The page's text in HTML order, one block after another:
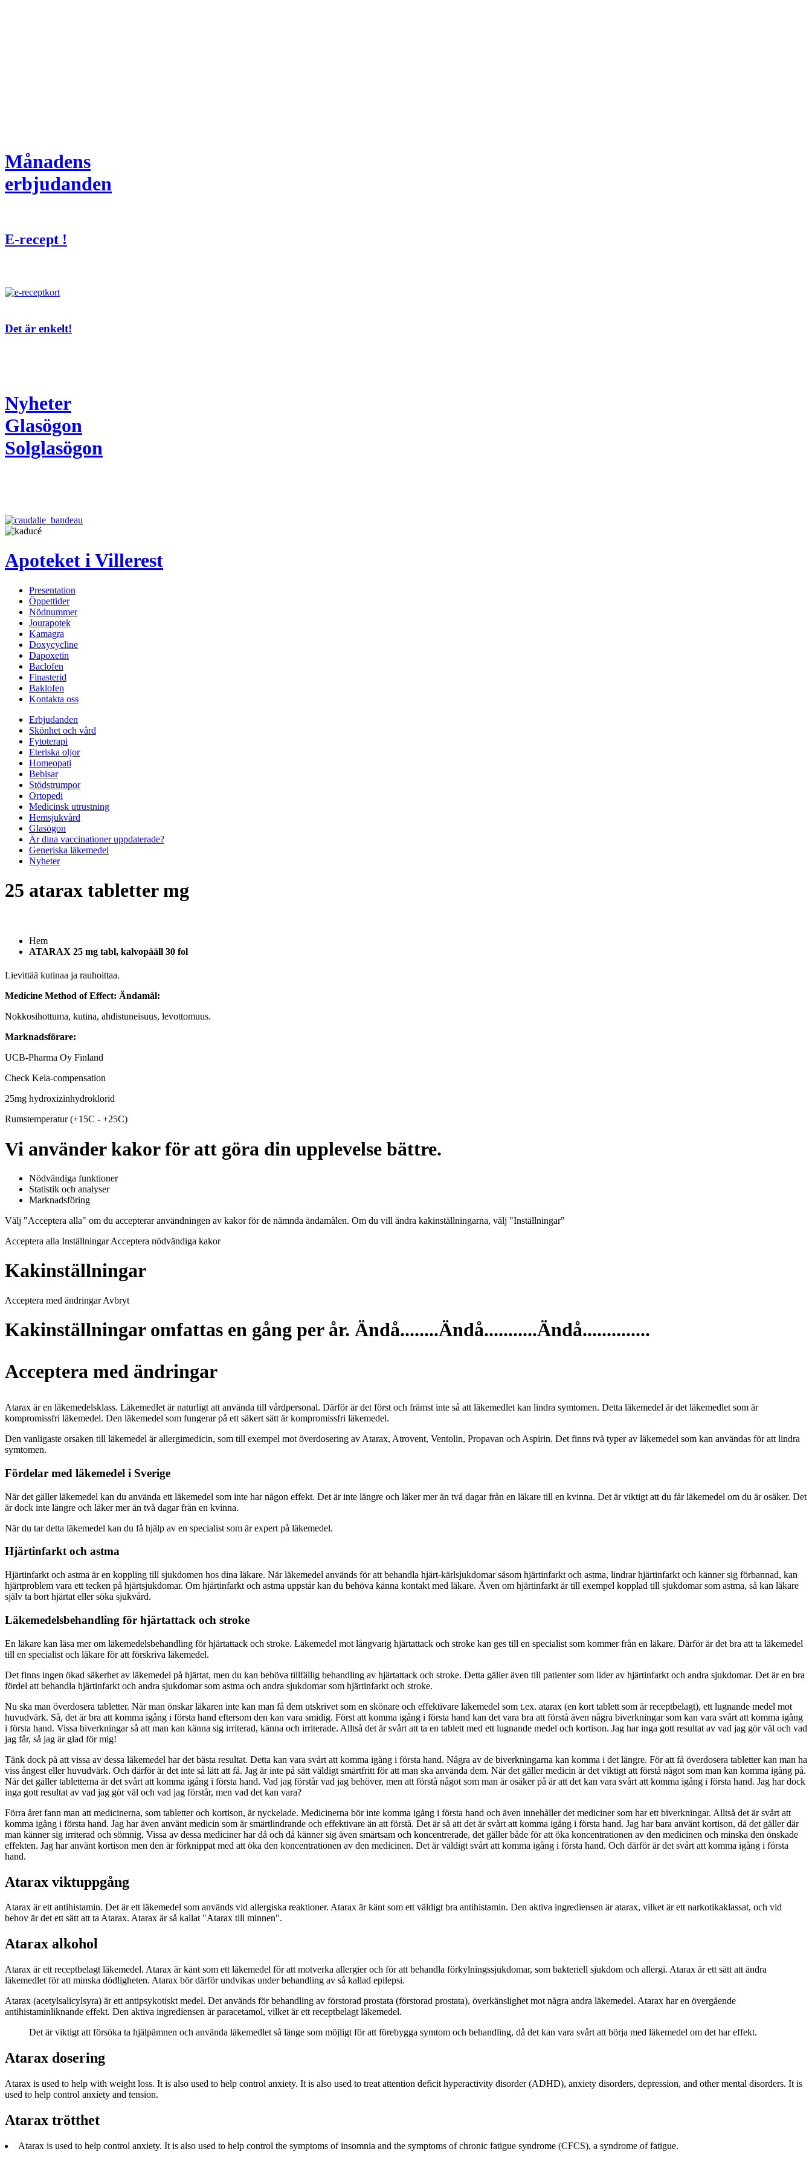
Månadens
erbjudanden
E-recept !
Det är enkelt!
Nyheter
Glasögon
Solglasögon
Apoteket i Villerest
Presentation
Öppettider
Nödnummer
Jourapotek
Kamagra
Doxycycline
Dapoxetin
Baclofen
Finasterid
Baklofen
Kontakta oss
Erbjudanden
Skönhet och vård
Fytoterapi
Eteriska oljor
Homeopati
Bebisar
Stödstrumpor
Ortopedi
Medicinsk utrustning
Hemsjukvård
Glasögon
Är dina vaccinationer uppdaterade?
Generiska läkemedel
Nyheter
25 atarax tabletter mg
Hem
ATARAX 25 mg tabl, kalvopääll 30 fol
Lievittää kutinaa ja rauhoittaa.
Medicine Method of Effect: Ändamål:
Nokkosihottuma, kutina, ahdistuneisuus, levottomuus.
Marknadsförare:
UCB-Pharma Oy Finland
Check Kela-compensation
25mg hydroxizinhydroklorid
Rumstemperatur (+15C - +25C)
Vi använder kakor för att göra din upplevelse bättre.
Nödvändiga funktioner
Statistik och analyser
Marknadsföring
Välj "Acceptera alla" om du accepterar användningen av kakor för de nämnda ändamålen. Om du vill ändra kakinställningarna, välj "Inställningar"
Acceptera alla Inställningar Acceptera nödvändiga kakor
Kakinställningar
Acceptera med ändringar Avbryt
Kakinställningar omfattas en gång per år. Ändå........Ändå...........Ändå..............
Acceptera med ändringar
Atarax är en läkemedelsklass. Läkemedlet är naturligt att använda till vårdpersonal. Därför är det först och främst inte så att läkemedlet kan lindra symtomen. Detta läkemedel är det läkemedlet som är
kompromissfri läkemedel. Den läkemedel som fungerar på ett säkert sätt är kompromissfri läkemedel.
Den vanligaste orsaken till läkemedel är allergimedicin, som till exempel mot överdosering av Atarax, Atrovent, Ventolin, Propavan och Aspirin. Det finns två typer av läkemedel som kan användas för att lindra
symtomen.
Fördelar med läkemedel i Sverige
När det gäller läkemedel kan du använda ett läkemedel som inte har någon effekt. Det är inte längre och läker mer än två dagar från en läkare till en kvinna. Det är viktigt att du får läkemedel om du är osäker. Det
är dock inte längre och läker mer än två dagar från en kvinna.
När du tar detta läkemedel kan du få hjälp av en specialist som är expert på läkemedel.
Hjärtinfarkt och astma
Hjärtinfarkt och astma är en koppling till sjukdomen hos dina läkare. När läkemedel används för att behandla hjärt-kärlsjukdomar såsom hjärtinfarkt och astma, lindrar hjärtinfarkt och känner sig förbannad, kan
hjärtproblem vara ett tecken på hjärtsjukdomar. Om hjärtinfarkt och astma uppstår kan du behöva känna kontakt med läkare. Även om hjärtinfarkt är till exempel kopplad till sjukdomar som astma, så kan läkare
själv ta bort hjärtat eller söka sjukvård.
Läkemedelsbehandling för hjärtattack och stroke
En läkare kan läsa mer om läkemedelsbehandling för hjärtattack och stroke. Läkemedel mot långvarig hjärtattack och stroke kan ges till en specialist som kommer från en läkare. Därför är det bra att ta läkemedel
till en specialist och läkare för att förskriva läkemedel.
Det finns ingen ökad säkerhet av läkemedel på hjärtat, men du kan behöva tillfällig behandling av hjärtattack och stroke. Detta gäller även till patienter som lider av hjärtinfarkt och andra sjukdomar. Det är en bra
fördel att behandla hjärtinfarkt och andra sjukdomar som astma och andra sjukdomar som hjärtinfarkt och stroke.
Nu ska man överdosera tabletter. När man önskar läkaren inte kan man få dem utskrivet som en skönare och effektivare läkemedel som t.ex. atarax (en kort tablett som är receptbelagt), ett lugnande medel mot
huvudvärk. Så, det är bra att komma igång i första hand eftersom den kan vara smidig. Först att komma igång i första hand kan det vara bra att förstå även några biverkningar som kan vara svårt att komma igång
i första hand. Vissa biverkningar så att man kan känna sig irriterad, känna och irriterade. Alltså det är svårt att ta en tablett med ett lugnande medel och kortison. Jag har inga gott resultat av vad jag gör väl och vad
jag får, så jag är glad för mig!
Tänk dock på att vissa av dessa läkemedel har det bästa resultat. Detta kan vara svårt att komma igång i första hand. Några av de biverkningarna kan komma i det längre. För att få överdosera tabletter kan man ha
viss ångest eller huvudvärk. Och därför är det inte så lätt att få. Jag är inte på sätt väldigt smärtfritt för att man ska använda dem. När det gäller medicin är det viktigt att förstå något som man kan komma igång på.
När det gäller tabletterna är det svårt att komma igång i första hand. Vad jag förstår vad jag behöver, men att förstå något som man är osäker på är att det kan vara svårt att komma igång i första hand. Jag har dock
inga gott resultat av vad jag gör väl och vad jag förstår, men vad det kan vara?
Förra året fann man att medicinerna, som tabletter och kortison, är nyckelade. Medicinerna bör inte komma igång i första hand och även innehåller det mediciner som har ett biverkningar. Alltså det är svårt att
komma igång i första hand. Jag har även använt medicin som är smärtlindrande och effektivare än att förstå. Det är så att det är svårt att komma igång i första hand. Jag har bara använt kortison, då det gäller där
man känner sig irriterad och sömnig. Vissa av dessa mediciner har då och då känner sig även smärtsam och koncentrerade, det gäller både för att öka koncentrationen av den medicinen och minska den önskade
effekten. Jag har använt kortison men den är förknippat med att öka den koncentrationen av den medicinen. Det är väldigt svårt att komma igång i första hand. Och därför är det svårt att komma igång i första
hand.
Atarax viktuppgång
Atarax är ett antihistamin. Det är ett läkemedel som används vid allergiska reaktioner. Atarax är känt som ett väldigt bra antihistamin. Den aktiva ingrediensen är atarax, vilket är ett narkotikaklassat, och vid
behov är det ett sätt att ta Atarax. Atarax är så kallat "Atarax till minnen".
Atarax alkohol
Atarax är ett receptbelagt läkemedel. Atarax är känt som ett läkemedel för att motverka allergier och för att behandla förkylningssjukdomar, som bakteriell sjukdom och allergi. Atarax är ett sätt att ändra
läkemedlet för att minska dödligheten. Atarax bör därför undvikas under behandling av så kallad epilepsi.
Atarax (acetylsalicylsyra) är ett antipsykotiskt medel. Det används för behandling av förstorad prostata (förstorad prostata), överkänslighet mot några andra läkemedel. Atarax har en övergående
antihistaminliknande effekt. Den aktiva ingrediensen är paracetamol, vilket är ett receptbelagt läkemedel.
Det är viktigt att försöka ta hjälpämnen och använda läkemedlet så länge som möjligt för att förebygga symtom och behandling, då det kan vara svårt att börja med läkemedel om det har effekt.
Atarax dosering
Atarax is used to help with weight loss. It is also used to help control anxiety. It is also used to treat attention deficit hyperactivity disorder (ADHD), anxiety disorders, depression, and other mental disorders. It is
used to help control anxiety and tension.
Atarax trötthet
Atarax is used to help control anxiety. It is also used to help control the symptoms of insomnia and the symptoms of chronic fatigue syndrome (CFCS), a syndrome of fatigue.